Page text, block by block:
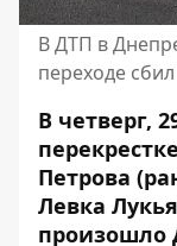
В ДТП в
переходе
В четверг,
Петрова
Левка
произошло